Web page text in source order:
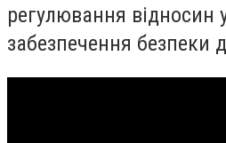
регулювання відносин
забезпечення безпеки